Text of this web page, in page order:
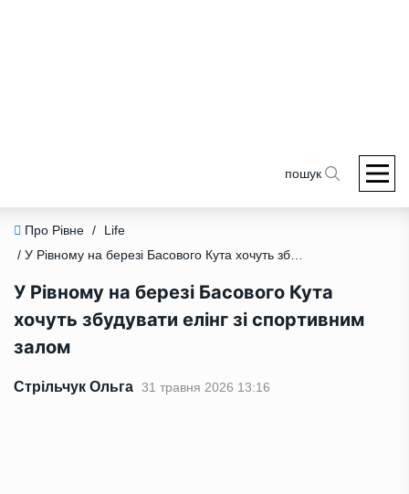
пошук
Про Рівне /
Life
/ У Рівному на березі Басового Кута хочуть збудувати елінг зі спортивним залом
У Рівному на березі Басового Кута
хочуть збудувати елінг зі спортивним
залом
Стрільчук Ольга 31 травня 2026 13:16